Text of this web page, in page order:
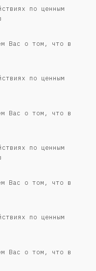
по ценным
Вас о том, что в
по ценным
Вас о том, что в
по ценным
Вас о том, что в
по ценным
Вас о том, что в